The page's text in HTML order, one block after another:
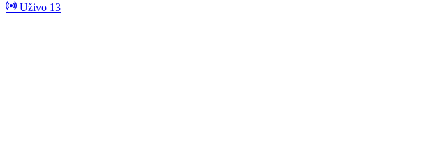
Uživo 13